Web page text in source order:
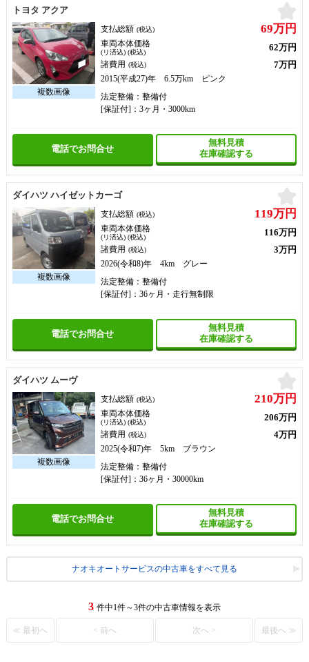
トヨタ アクア
支払総額 (税込) 69万円
車両本体価格
(リ済込) (税込) 62万円
諸費用 (税込) 7万円
2015(平成27)年 6.5万km ピンク
法定整備：整備付
[保証付]：3ヶ月・3000km
電話でお問合せ
無料見積
在庫確認する
ダイハツ ハイゼットカーゴ
支払総額 (税込) 119万円
車両本体価格
(リ済込) (税込) 116万円
諸費用 (税込) 3万円
2026(令和8)年 4km グレー
法定整備：整備付
[保証付]：36ヶ月・走行無制限
電話でお問合せ
無料見積
在庫確認する
ダイハツ ムーヴ
支払総額 (税込) 210万円
車両本体価格
(リ済込) (税込) 206万円
諸費用 (税込) 4万円
2025(令和7)年 5km ブラウン
法定整備：整備付
[保証付]：36ヶ月・30000km
電話でお問合せ
無料見積
在庫確認する
ナオキオートサービスの中古車をすべて見る
3 件中1件～3件の中古車情報を表示
≪ 最初へ < 前へ 次へ > 最後へ ≫